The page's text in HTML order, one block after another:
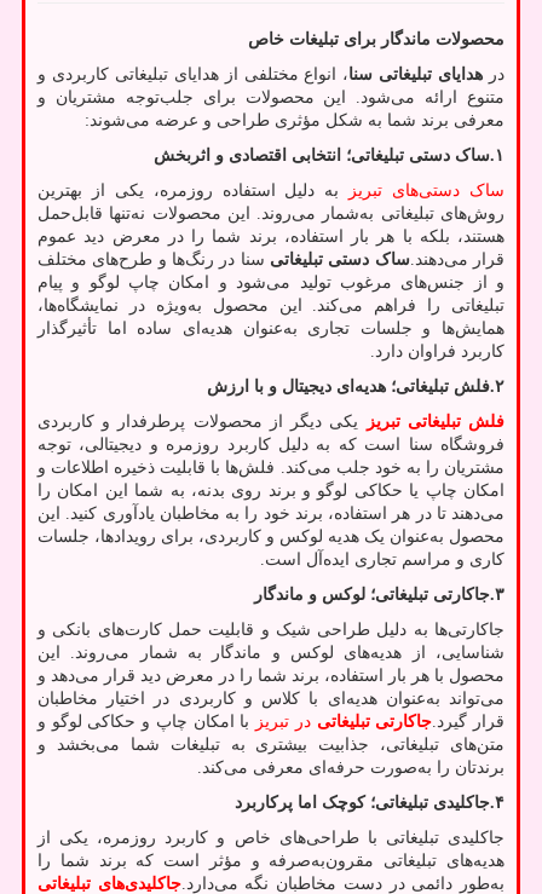
محصولات ماندگار برای تبلیغات خاص
در هدایای تبلیغاتی سنا، انواع مختلفی از هدایای تبلیغاتی کاربردی و
متنوع ارائه می‌شود. این محصولات برای جلب‌توجه مشتریان و
معرفی برند شما به شکل مؤثری طراحی و عرضه می‌شوند:
۱ .ساک دستی تبلیغاتی؛ انتخابی اقتصادی و اثربخش
ساک دستی‌های تبریز
به دلیل استفاده روزمره، یکی از بهترین
روش‌های تبلیغاتی به‌شمار می‌روند. این محصولات نه‌تنها قابل‌حمل
هستند، بلکه با هر بار استفاده، برند شما را در معرض دید عموم
قرار می‌دهند.ساک دستی تبلیغاتی سنا در رنگ‌ها و طرح‌های مختلف
و از جنس‌های مرغوب تولید می‌شود و امکان چاپ لوگو و پیام
تبلیغاتی را فراهم می‌کند. این محصول به‌ویژه در نمایشگاه‌ها،
همایش‌ها و جلسات تجاری به‌عنوان هدیه‌ای ساده اما تأثیرگذار
کاربرد فراوان دارد.
۲.فلش تبلیغاتی؛ هدیه‌ای دیجیتال و با ارزش
فلش تبلیغاتی تبریز
یکی دیگر از محصولات پرطرفدار و کاربردی
فروشگاه سنا است که به دلیل کاربرد روزمره و دیجیتالی، توجه
مشتریان را به خود جلب می‌کند. فلش‌ها با قابلیت ذخیره اطلاعات و
امکان چاپ یا حکاکی لوگو و برند روی بدنه، به شما این امکان را
می‌دهند تا در هر استفاده، برند خود را به مخاطبان یادآوری کنید. این
محصول به‌عنوان یک هدیه لوکس و کاربردی، برای رویدادها، جلسات
کاری و مراسم تجاری ایده‌آل است.
۳.جاکارتی تبلیغاتی؛ لوکس و ماندگار
جاکارتی‌ها به دلیل طراحی شیک و قابلیت حمل کارت‌های بانکی و
شناسایی، از هدیه‌های لوکس و ماندگار به شمار می‌روند. این
محصول با هر بار استفاده، برند شما را در معرض دید قرار می‌دهد و
می‌تواند به‌عنوان هدیه‌ای با کلاس و کاربردی در اختیار مخاطبان
قرار گیرد. جاکارتی تبلیغاتی در تبریز
با امکان چاپ و حکاکی لوگو و
متن‌های تبلیغاتی، جذابیت بیشتری به تبلیغات شما می‌بخشد و
برندتان را به‌صورت حرفه‌ای معرفی می‌کند.
۴.جاکلیدی تبلیغاتی؛ کوچک اما پرکاربرد
جاکلیدی تبلیغاتی با طراحی‌های خاص و کاربرد روزمره، یکی از
هدیه‌های تبلیغاتی مقرون‌به‌صرفه و مؤثر است که برند شما را
به‌طور دائمی در دست مخاطبان نگه می‌دارد.جاکلیدی‌های تبلیغاتی